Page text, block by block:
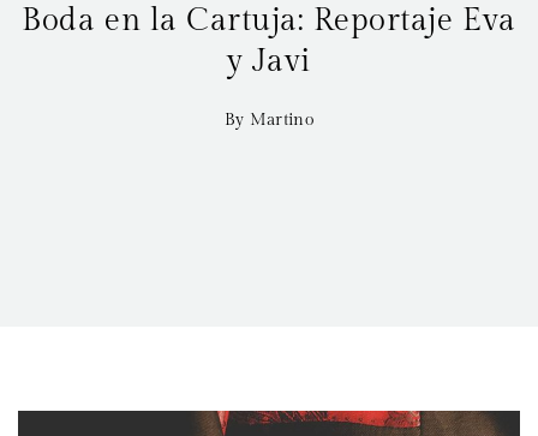
Boda en la Cartuja: Reportaje Eva
y Javi
By Martino